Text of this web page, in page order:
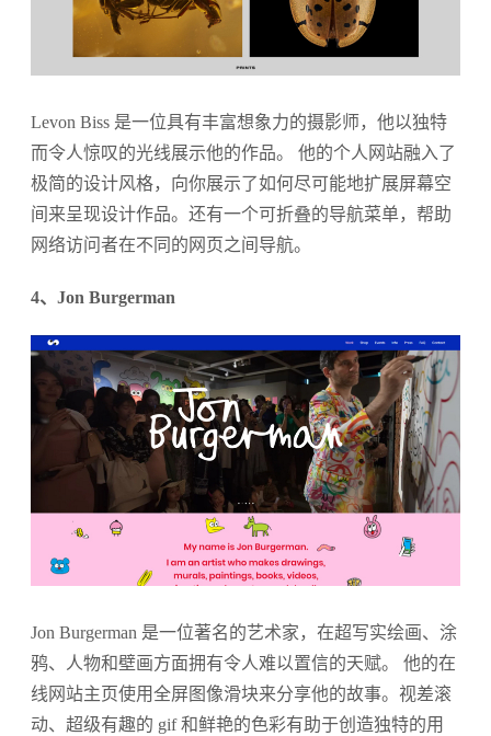
Levon Biss 是一位具有丰富想象力的摄影师，他以独特
而令人惊叹的光线展示他的作品。 他的个人网站融入了
极简的设计风格，向你展示了如何尽可能地扩展屏幕空
间来呈现设计作品。还有一个可折叠的导航菜单，帮助
网络访问者在不同的网页之间导航。
4、Jon Burgerman
Jon Burgerman 是一位著名的艺术家，在超写实绘画、涂
鸦、人物和壁画方面拥有令人难以置信的天赋。 他的在
线网站主页使用全屏图像滑块来分享他的故事。视差滚
动、超级有趣的 gif 和鲜艳的色彩有助于创造独特的用